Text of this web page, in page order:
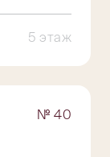
5 этаж
№ 40